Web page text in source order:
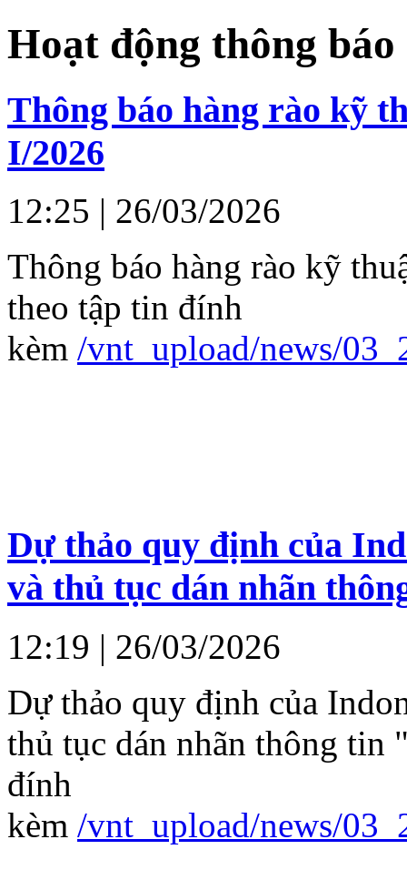
Hoạt động thông báo
Thông báo hàng rào kỹ
I/2026
12:25 | 26/03/2026
Thông báo hàng rào kỹ
theo tập tin đính
kèm /vnt_upload/news/
Dự thảo quy định của
và thủ tục dán nhãn
12:19 | 26/03/2026
Dự thảo quy định của
thủ tục dán nhãn thông tin
đính
kèm /vnt_upload/news/